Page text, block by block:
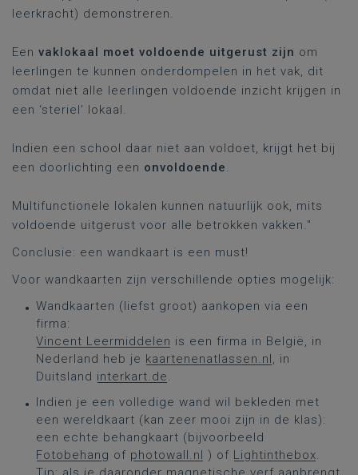
leerkracht) demonstreren.
Een vaklokaal moet voldoende uitgerust zijn om
leerlingen te kunnen onderdompelen in het vak, dit
omdat niet alle leerlingen voldoende inzicht krijgen in
een ‘steriel’ lokaal.
Indien een school daar niet aan voldoet, krijgt het bij
een doorlichting een onvoldoende.
Multifunctionele lokalen kunnen natuurlijk ook, mits
voldoende uitgerust voor alle betrokken vakken."
Conclusie: een wandkaart is een must!
Voor wandkaarten zijn verschillende opties mogelijk:
Wandkaarten (liefst groot) aankopen via een
firma:
Vincent Leermiddelen is een firma in België, in
Nederland heb je kaartenenatlassen.nl, in
Duitsland interkart.de.
Indien je een volledige wand wil bekleden met
een wereldkaart (kan zeer mooi zijn in de klas):
een echte behangkaart (bijvoorbeeld
Fotobehang of photowall.nl ) of Lightinthebox.